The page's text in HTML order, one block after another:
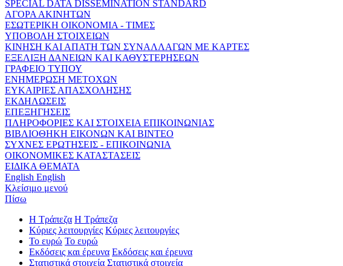
SPECIAL DATA DISSEMINATION STANDARD
ΑΓΟΡΑ ΑΚΙΝΗΤΩΝ
ΕΣΩΤΕΡΙΚΗ ΟΙΚΟΝΟΜΙΑ - ΤΙΜΕΣ
ΥΠΟΒΟΛΗ ΣΤΟΙΧΕΙΩΝ
ΚΙΝΗΣΗ ΚΑΙ ΑΠΑΤΗ ΤΩΝ ΣΥΝΑΛΛΑΓΩΝ ΜΕ ΚΑΡΤΕΣ
ΕΞΕΛΙΞΗ ΔΑΝΕΙΩΝ ΚΑΙ ΚΑΘΥΣΤΕΡΗΣΕΩΝ
ΓΡΑΦΕΙΟ ΤΥΠΟΥ
ΕΝΗΜΕΡΩΣΗ ΜΕΤΟΧΩΝ
ΕΥΚΑΙΡΙΕΣ ΑΠΑΣΧΟΛΗΣΗΣ
ΕΚΔΗΛΩΣΕΙΣ
ΕΠΕΞΗΓΗΣΕΙΣ
ΠΛΗΡΟΦΟΡΙΕΣ ΚΑΙ ΣΤΟΙΧΕΙΑ ΕΠΙΚΟΙΝΩΝΙΑΣ
ΒΙΒΛΙΟΘΗΚΗ ΕΙΚΟΝΩΝ ΚΑΙ ΒΙΝΤΕΟ
ΣΥΧΝΕΣ ΕΡΩΤΗΣΕΙΣ - ΕΠΙΚΟΙΝΩΝΙΑ
ΟΙΚΟΝΟΜΙΚΕΣ ΚΑΤΑΣΤΑΣΕΙΣ
ΕΙΔΙΚΑ ΘΕΜΑΤΑ
English English
Κλείσιμο μενού
Πίσω
Η Τράπεζα Η Τράπεζα
Κύριες λειτουργίες Κύριες λειτουργίες
Το ευρώ Το ευρώ
Εκδόσεις και έρευνα Εκδόσεις και έρευνα
Στατιστικά στοιχεία Στατιστικά στοιχεία